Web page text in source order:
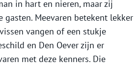
in hart en nieren, maar zij
Meevaren betekent lekker
vangen of een stukje
en Den Oever zijn er
met deze kenners. Die